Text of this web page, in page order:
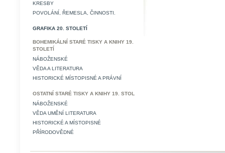
KRESBY
POVOLÁNÍ, ŘEMESLA, ČINNOSTI.
GRAFIKA 20. STOLETÍ
BOHEMIKÁLNÍ STARÉ TISKY A KNIHY 19.
STOLETÍ
NÁBOŽENSKÉ
VĚDA A LITERATURA
HISTORICKÉ MÍSTOPISNÉ A PRÁVNÍ
OSTATNÍ STARÉ TISKY A KNIHY 19. STOL
NÁBOŽENSKÉ
VĚDA UMĚNÍ LITERATURA
HISTORICKÉ A MÍSTOPISNÉ
PŘÍRODOVĚDNÉ